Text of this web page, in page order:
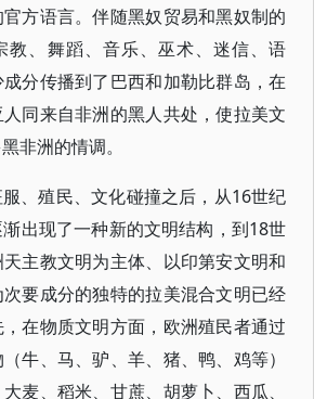
方语言。伴随黑奴贸易和黑奴制的
教、舞蹈、音乐、巫术、迷信、语
分传播到了巴西和加勒比群岛，在
同来自非洲的黑人共处，使拉美文
非洲的情调。
、殖民、文化碰撞之后，从16世纪
出现了一种新的文明结构，到18世
主教文明为主体、以印第安文明和
要成分的独特的拉美混合文明已经
在物质文明方面，欧洲殖民者通过
牛、马、驴、羊、猪、鸭、鸡等）
麦、稻米、甘蔗、胡萝卜、西瓜、